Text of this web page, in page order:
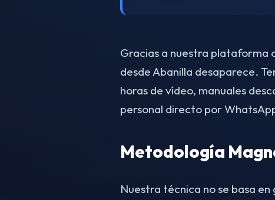
Gracias a nuestra plataforma
desde Abanilla desaparece.
horas de vídeo, manuales
personal directo por
Metodología
Nuestra técnica no se basa en